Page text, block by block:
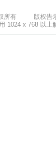
所有 版权告
1024 x 768 以上